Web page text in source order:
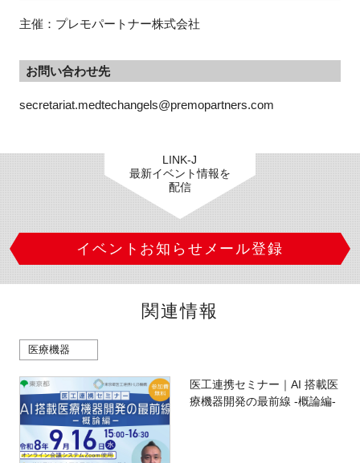
主催：プレモパートナー株式会社
お問い合わせ先
secretariat.medtechangels@premopartners.com
LINK-J
最新イベント情報を
配信
イベントお知らせメール登録
関連情報
医療機器
医工連携セミナー｜AI 搭載医
療機器開発の最前線 -概論編-